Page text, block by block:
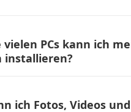
vielen PCs kann ich
installieren?
ich Fotos, Videos